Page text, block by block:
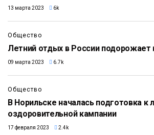
13 марта 2023 6k
Общество
Летний отдых в России подорожает
09 марта 2023 6.7k
Общество
В Норильске началась подготовка к
оздоровительной кампании
17 февраля 2023 2.4k